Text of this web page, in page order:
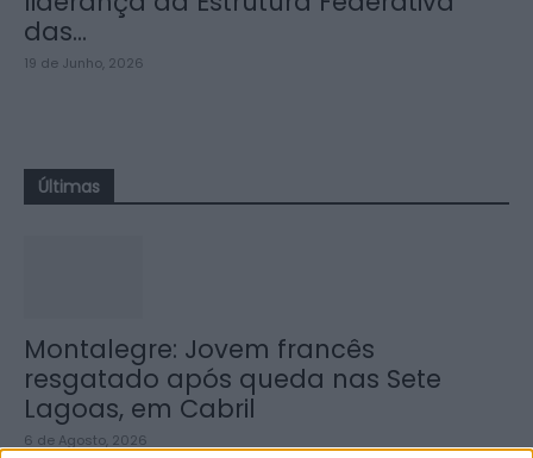
das...
19 de Junho, 2026
Últimas
Montalegre: Jovem francês
resgatado após queda nas Sete
Lagoas, em Cabril
6 de Agosto, 2026